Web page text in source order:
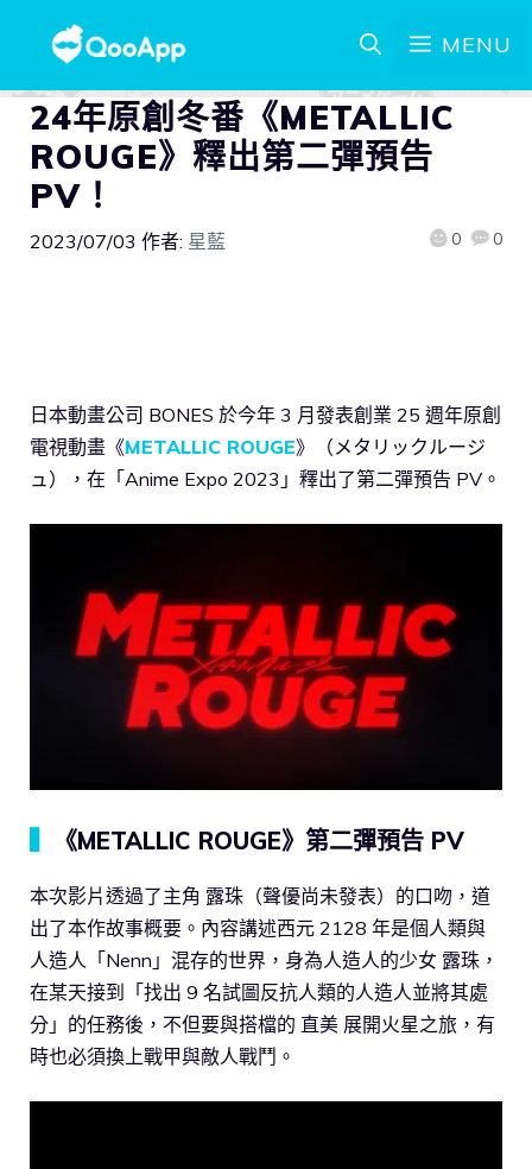
MENU
24年原創冬番《METALLIC
ROUGE》釋出第二彈預告
PV！
2023/07/03 作者: 星藍 0 0
日本動畫公司 BONES 於今年 3 月發表創業 25 週年原創
電視動畫《METALLIC ROUGE》（メタリックルージ
ュ），在「Anime Expo 2023」釋出了第二彈預告 PV。
《METALLIC ROUGE》第二彈預告 PV
本次影片透過了主角 露珠（聲優尚未發表）的口吻，道
出了本作故事概要。內容講述西元 2128 年是個人類與
人造人「Nenn」混存的世界，身為人造人的少女 露珠，
在某天接到「找出 9 名試圖反抗人類的人造人並將其處
分」的任務後，不但要與搭檔的 直美 展開火星之旅，有
時也必須換上戰甲與敵人戰鬥。